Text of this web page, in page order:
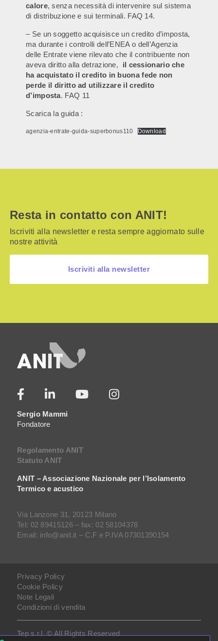
calore, senza necessità di intervenire sul sistema
di distribuzione e sui terminali. FAQ 14.
– Se un soggetto acquisisce un credito d’imposta,
ma durante i controlli dell’ENEA o dell’Agenzia
delle Entrate viene rilevato che il contribuente non
aveva diritto alla detrazione,
il cessionario che
ha acquistato il credito in buona fede non
perde il diritto ad utilizzare il credito
d’imposta. FAQ 11
Scarica la guida :
agenzia-entrate-guida-superbonus110 Download
Resta in contatto con ANIT!
Iscriviti alla newsletter e resta sempre aggiornato sulle
nostre attività
Iscriviti alla newsletter
Sergio Mammi
Fondatore
Regolamento ANIT
Statuto ANIT
ANIT – Associazione Nazionale per l’Isolamento
Termico e acustico
Via Lanzone 31, 20123 Milano
Tel: 02 89415126 – fax: 02 58104378
Email: info@anit.it – C.F e P.IVA 07301390154
Tep s.r.l. © All Rights Reserved
Privacy Policy
Cookie Policy
Note Legali
Condizioni di vendita